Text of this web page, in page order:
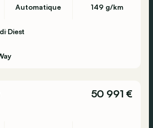
Automatique 149 g/km
Diest
50 991 €